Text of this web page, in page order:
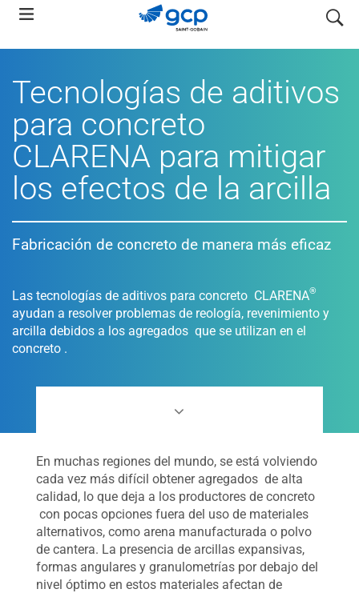
Skip
main
search
Tecnologías de aditivos
para concreto
CLARENA para mitigar
los efectos de la arcilla
Fabricación de concreto de manera más eficaz
Las tecnologías de aditivos para concreto CLARENA®
ayudan a resolver problemas de reología, revenimiento y
arcilla debidos a los agregados que se utilizan en el
concreto .
En muchas regiones del mundo, se está volviendo
cada vez más difícil obtener agregados de alta
calidad, lo que deja a los productores de concreto
con pocas opciones fuera del uso de materiales
alternativos, como arena manufacturada o polvo
de cantera. La presencia de arcillas expansivas,
formas angulares y granulometrías por debajo del
nivel óptimo en estos materiales afectan de